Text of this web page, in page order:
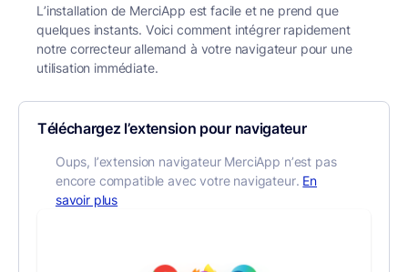
L’installation de MerciApp est facile et ne prend que
quelques instants. Voici comment intégrer rapidement
notre correcteur allemand à votre navigateur pour une
utilisation immédiate.
Téléchargez l’extension pour navigateur
Oups, l’extension navigateur MerciApp n’est pas
encore compatible avec votre navigateur. En
savoir plus